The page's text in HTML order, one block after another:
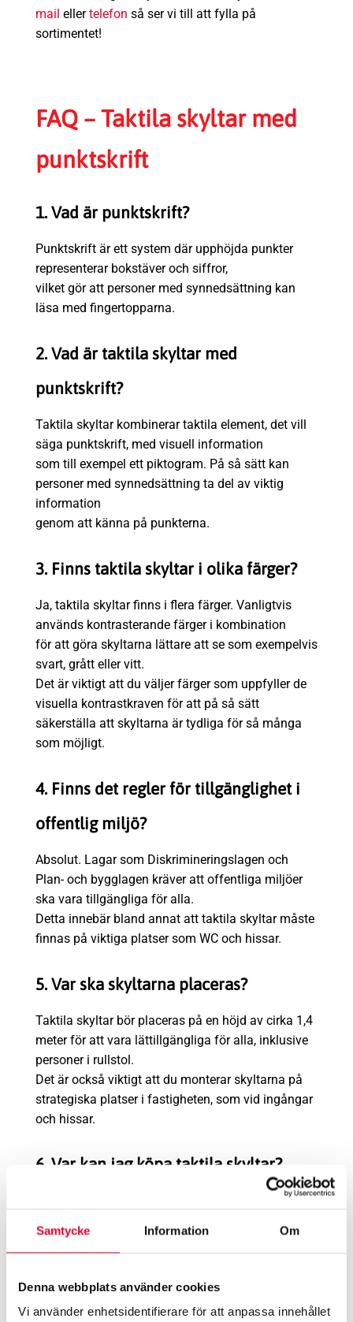
Samtycke Information Om
Denna webbplats använder cookies
Vi använder enhetsidentifierare för att anpassa innehållet
mail ellertelefon så ser vi till att fylla på
sortimentet!
FAQ – Taktila skyltar med
punktskrift
1. Vad är punktskrift?
Punktskrift är ett system där upphöjda punkter
representerar bokstäver och siffror,
vilket gör att personer med synnedsättning kan
läsa med fingertopparna.
2. Vad är taktila skyltar med
punktskrift?
Taktila skyltar kombinerar taktila element, det vill
säga punktskrift, med visuell information
som till exempel ett piktogram. På så sätt kan
personer med synnedsättning ta del av viktig
information
genom att känna på punkterna.
3. Finns taktila skyltar i olika färger?
Ja, taktila skyltar finns i flera färger. Vanligtvis
används kontrasterande färger i kombination
för att göra skyltarna lättare att se som exempelvis
svart, grått eller vitt.
Det är viktigt att du väljer färger som uppfyller de
visuella kontrastkraven för att på så sätt
säkerställa att skyltarna är tydliga för så många
som möjligt.
4. Finns det regler för tillgänglighet i
offentlig miljö?
Absolut. Lagar som Diskrimineringslagen och
Plan- och bygglagen kräver att offentliga miljöer
ska vara tillgängliga för alla.
Detta innebär bland annat att taktila skyltar måste
finnas på viktiga platser som WC och hissar.
5. Var ska skyltarna placeras?
Taktila skyltar bör placeras på en höjd av cirka 1,4
meter för att vara lättillgängliga för alla, inklusive
personer i rullstol.
Det är också viktigt att du monterar skyltarna på
strategiska platser i fastigheten, som vid ingångar
och hissar.
6. Var kan jag köpa taktila skyltar?
med universell design.
företag med unika piktogram som uppfyller